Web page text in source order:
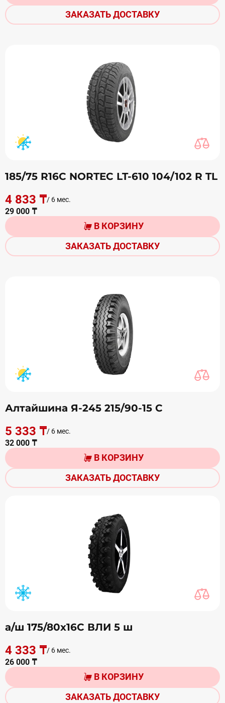
ЗАКАЗАТЬ ДОСТАВКУ
185/75 R16C NORTEC LT-610 104/102 R TL
4 833 ₸/ 6 мес.
29 000 ₸
В КОРЗИНУ
ЗАКАЗАТЬ ДОСТАВКУ
Алтайшина Я-245 215/90-15 С
5 333 ₸/ 6 мес.
32 000 ₸
В КОРЗИНУ
ЗАКАЗАТЬ ДОСТАВКУ
а/ш 175/80х16C ВЛИ 5 ш
4 333 ₸/ 6 мес.
26 000 ₸
В КОРЗИНУ
ЗАКАЗАТЬ ДОСТАВКУ